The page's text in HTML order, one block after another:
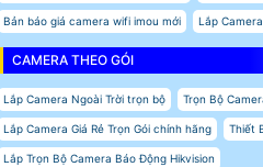
Bản báo giá camera wifi imou mới Lắp
CAMERA THEO GÓI
Lắp Camera Ngoài Trời trọn bộ Trọn Bộ
Lắp Camera Giá Rẻ Trọn Gói chính hãng Thiết
Lắp Trọn Bộ Camera Báo Động Hikvision